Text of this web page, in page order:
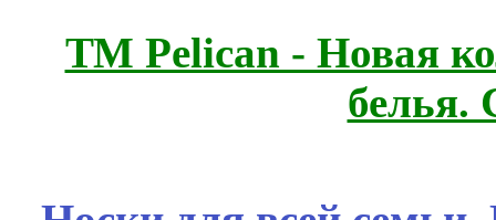
ТМ Pelican - Новая
белья.